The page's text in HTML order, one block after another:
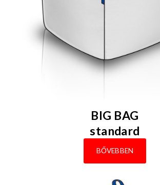
BIG BAG
standard
BŐVEBBEN